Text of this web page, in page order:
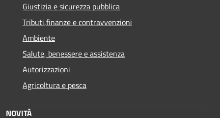
Giustizia e sicurezza pubblica
Tributi,finanze e contravvenzioni
Ambiente
Salute, benessere e assistenza
Autorizzazioni
Agricoltura e pesca
NOVITÀ